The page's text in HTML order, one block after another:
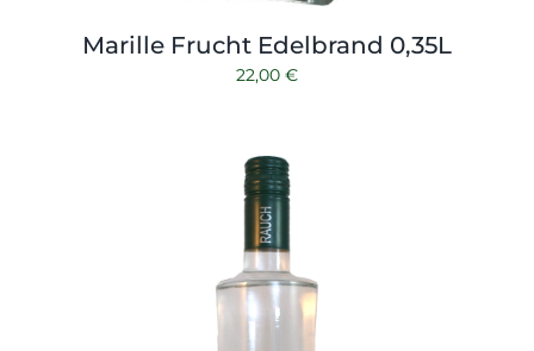
Marille Frucht Edelbrand 0,35L
22,00 €